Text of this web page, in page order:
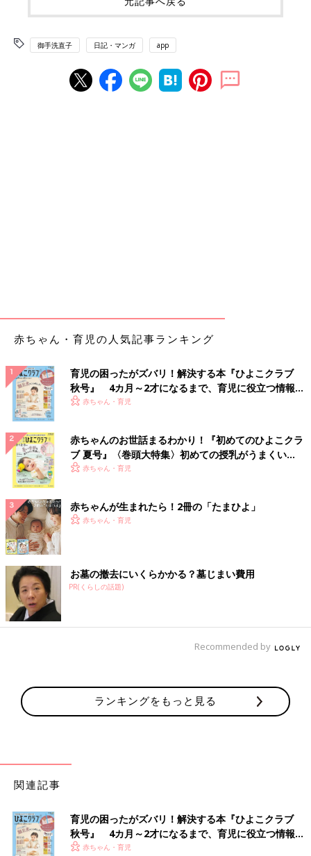
御手洗直子 日記・マンガ app
赤ちゃん・育児の人気記事ランキング
育児の困ったがズバリ！解決する本『ひよこクラブ
秋号』 4カ月～2才になるまで、育児に役立つ情報が
いっぱい！
赤ちゃん・育児
赤ちゃんのお世話まるわかり！『初めてのひよこクラ
ブ 夏号』〈巻頭大特集〉初めての授乳がうまくい
く！ おっぱい・ミルクの基本と夏のトラブル 解決テ
赤ちゃん・育児
赤ちゃんが生まれたら！2冊の「たまひよ」
赤ちゃん・育児
お墓の撤去にいくらかかる？墓じまい費用
PR(くらしの話題)
Recommended by
ランキングをもっと見る
関連記事
育児の困ったがズバリ！解決する本『ひよこクラブ
秋号』 4カ月～2才になるまで、育児に役立つ情報が
いっぱい！
赤ちゃん・育児